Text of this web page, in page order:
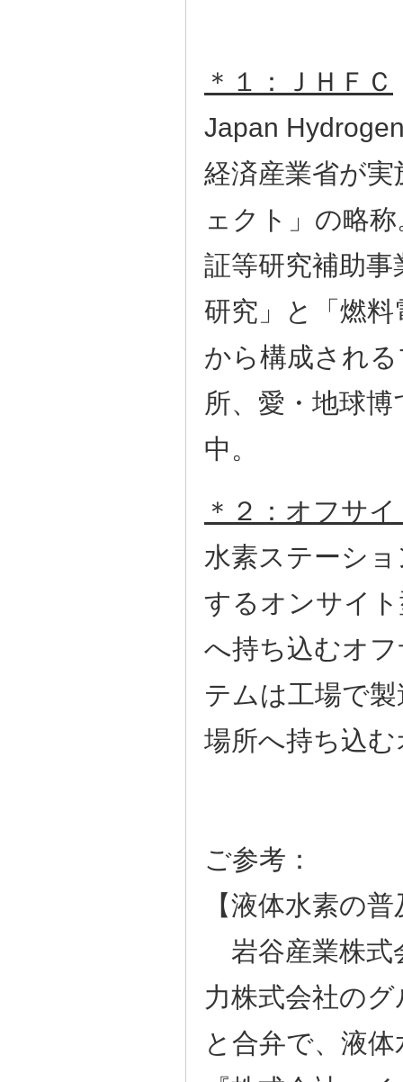
＊１：ＪＨＦＣ
Japan
経済産業省が
ェクト」の略
証等研究補助
研究」と「燃
から構成され
所、愛・地球
中。
＊２：オフサ
水素ステーシ
するオンサイ
へ持ち込むオ
テムは工場で
場所へ持ち込
ご参考：
【液体水素の
岩谷産業株式
力株式会社の
と合弁で、液